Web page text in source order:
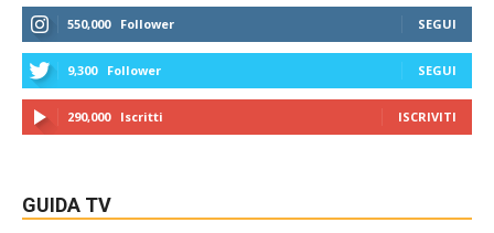
550,000 Follower SEGUI
9,300 Follower SEGUI
290,000 Iscritti ISCRIVITI
GUIDA TV